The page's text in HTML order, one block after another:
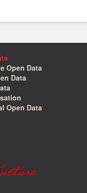
Open Data
Data
Open Data